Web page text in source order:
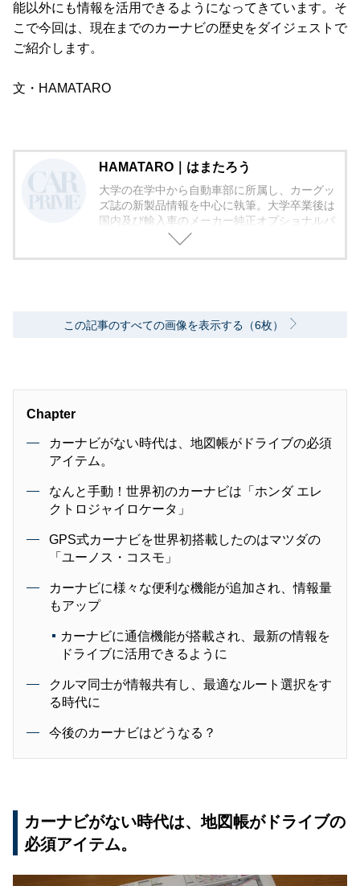
能以外にも情報を活用できるようになってきています。そ
こで今回は、現在までのカーナビの歴史をダイジェストで
ご紹介します。
文・HAMATARO
HAMATARO｜はまたろう
大学の在学中から自動車部に所属し、カーグッ
ズ誌の新製品情報を中心に執筆。大学卒業後は
国内及び輸入車のメーカー純正オプショナルパ
ーツや量産モデルの装備品の企画及び製品開発
この記事のすべての画像を表示する（6枚）
Chapter
カーナビがない時代は、地図帳がドライブの必須
アイテム。
なんと手動！世界初のカーナビは「ホンダ エレ
クトロジャイロケータ」
GPS式カーナビを世界初搭載したのはマツダの
「ユーノス・コスモ」
カーナビに様々な便利な機能が追加され、情報量
もアップ
カーナビに通信機能が搭載され、最新の情報を
ドライブに活用できるように
クルマ同士が情報共有し、最適なルート選択をす
る時代に
今後のカーナビはどうなる？
カーナビがない時代は、地図帳がドライブの
必須アイテム。